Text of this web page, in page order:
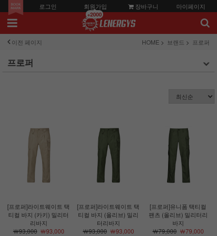
로그인 회원가입
+2000
장바구니 마이페이지
이전 페이지 HOME 브랜드 프로퍼
프로퍼
[프로퍼]라이트웨이트 택
티컬 바지 (카키) 밀리터
리바지
￦93,000￦93,000
[프로퍼]라이트웨이트 택
티컬 바지 (올리브) 밀리
터리바지
￦93,000￦93,000
[프로퍼]유니폼 택티컬
팬츠 (올리브) 밀리터리
바지
￦79,000￦79,000